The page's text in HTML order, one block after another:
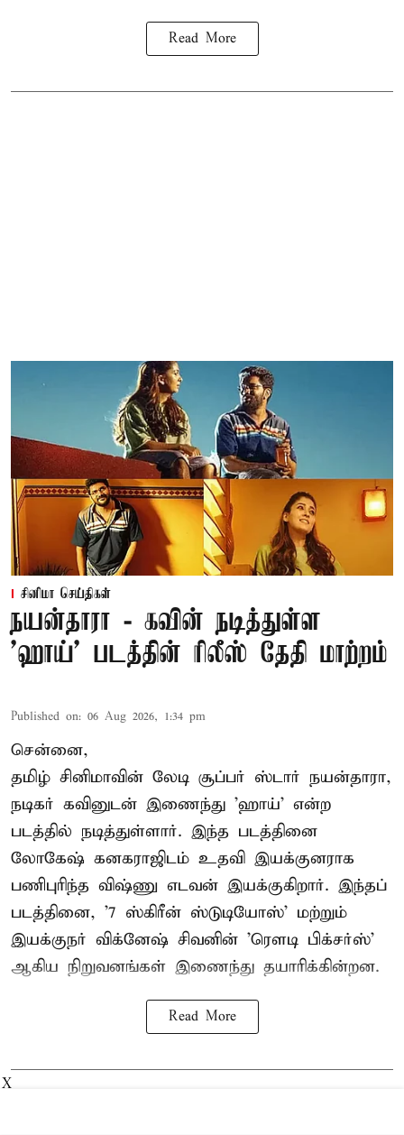
Read More
சினிமா செய்திகள்
நயன்தாரா - கவின் நடித்துள்ள
'ஹாய்' படத்தின் ரிலீஸ் தேதி மாற்றம்
Published on: 06 Aug 2026, 1:34 pm
சென்னை,
தமிழ் சினிமாவின் லேடி சூப்பர் ஸ்டார் நயன்தாரா,
நடிகர் கவினுடன் இணைந்து 'ஹாய்' என்ற
படத்தில் நடித்துள்ளார். இந்த படத்தினை
லோகேஷ் கனகராஜிடம் உதவி இயக்குனராக
பணிபுரிந்த விஷ்ணு எடவன் இயக்குகிறார். இந்தப்
படத்தினை, '7 ஸ்கிரீன் ஸ்டுடியோஸ்' மற்றும்
இயக்குநர் விக்னேஷ் சிவனின் 'ரௌடி பிக்சர்ஸ்'
ஆகிய நிறுவனங்கள் இணைந்து தயாரிக்கின்றன.
Read More
X